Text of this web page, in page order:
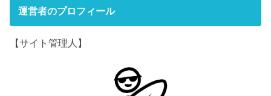
運営者のプロフィール
【サイト管理人】